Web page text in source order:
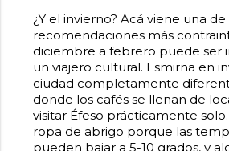
¿Y el invierno? Acá viene una
recomendaciones más
diciembre a febrero puede ser
un viajero cultural. Esmirna en
ciudad completamente
donde los cafés se llenan de
visitar Éfeso prácticamente
ropa de abrigo porque las
pueden bajar a 5-10 grados, y